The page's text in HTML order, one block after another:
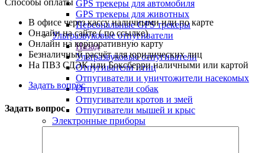
GPS трекеры для автомобиля
GPS трекеры для животных
Персональные GPS трекеры
Ультразвуковые отпугиватели
Назад
Ультразвуковые отпугиватели
Отпугиватели птиц
Отпугиватели и уничтожители насекомых
Отпугиватели собак
Отпугиватели кротов и змей
Отпугиватели мышей и крыс
Электронные приборы
В офисе через кассу наличными или по карте
Онлайн на сайте ( по ссылке)
Онлайн на корпоративную карту
Безналичный расчёт для юридических лиц
На ПВЗ СДЭК или Боксберри наличными или картой
Задать вопрос
Задать вопрос